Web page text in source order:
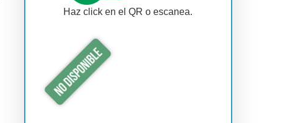
Haz click en el QR o escanea.